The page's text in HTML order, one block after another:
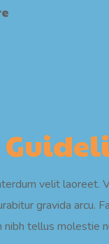
velit laoreet.
gravida arcu.
tellus molestie